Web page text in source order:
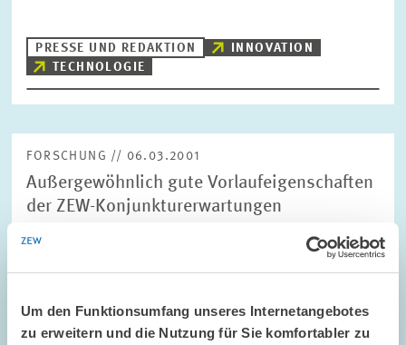
Um den Funktionsumfang unseres Internetangebotes
zu erweitern und die Nutzung für Sie komfortabler zu
PRESSE UND REDAKTION
INNOVATION
TECHNOLOGIE
FORSCHUNG // 06.03.2001
Außergewöhnlich gute Vorlaufeigenschaften
der ZEW-Konjunkturerwartungen
Eine Studie des Zentrums für Europäische Wirtschaftsforschung
(ZEW), Mannheim, hat mit Hilfe ökonometrischer Verfahren die
Prognosequalität der beiden Frühindikatoren ifo-